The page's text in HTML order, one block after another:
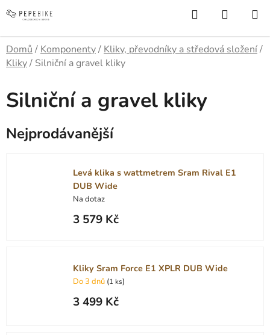
na
Hledat
KOŠÍK
Domů / Komponenty/ Kliky, převodníky a středová složení/
Kliky/ Silniční a gravel kliky
Silniční a gravel kliky
Nejprodávanější
Levá klika s wattmetrem Sram Rival E1
DUB Wide
Na dotaz
3 579 Kč
Kliky Sram Force E1 XPLR DUB Wide
Do 3 dnů (1 ks)
3 499 Kč